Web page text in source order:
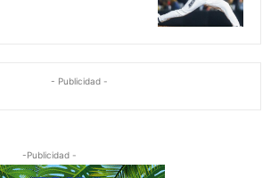
- Publicidad -
-Publicidad -